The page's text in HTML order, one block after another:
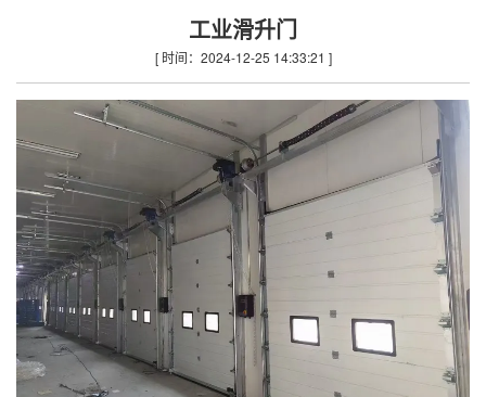
工业滑升门
[ 时间：2024-12-25 14:33:21 ]